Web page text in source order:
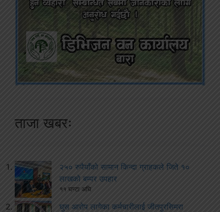
ताजा खबरः
२५० रुपैयाँको सामान किन्दा ग्राहकले जिते १०
लाखको बम्पर उपहार
११ घण्टा अघि
घुस आरोप लागेका कर्मचारीलाई जीतपुरसिमरा